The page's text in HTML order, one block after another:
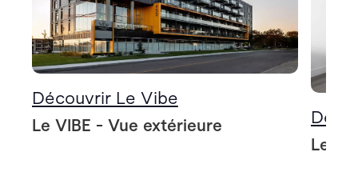
Découvrir Le Vibe
Le VIBE - Vue extérieure
Le